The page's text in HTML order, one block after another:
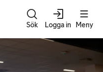
Sök Logga in Meny